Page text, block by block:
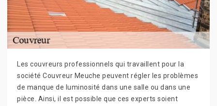
Les couvreurs professionnels qui travaillent pour la
société Couvreur Meuche peuvent régler les problèmes
de manque de luminosité dans une salle ou dans une
pièce. Ainsi, il est possible que ces experts soient